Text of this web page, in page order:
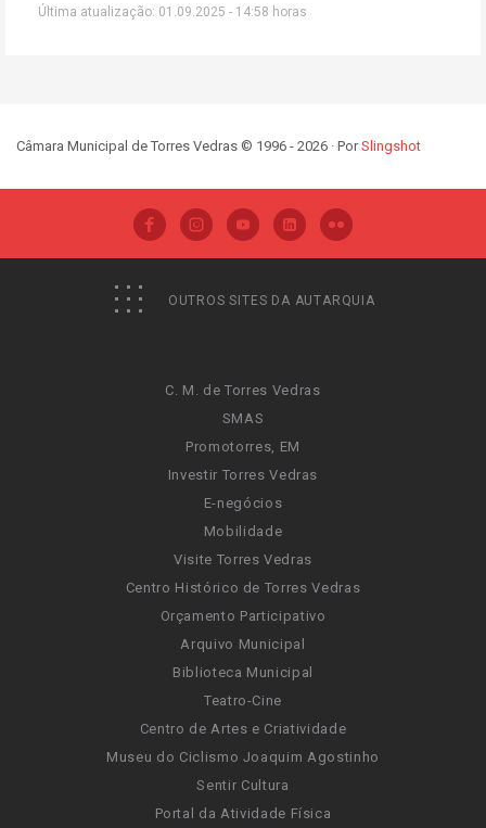
Última atualização: 01.09.2025 - 14:58 horas
Câmara Municipal de Torres Vedras © 1996 - 2026 · PorSlingshot
OUTROS SITES DA AUTARQUIA
C. M. de Torres Vedras
SMAS
Promotorres, EM
Investir Torres Vedras
E-negócios
Mobilidade
Visite Torres Vedras
Centro Histórico de Torres Vedras
Orçamento Participativo
Arquivo Municipal
Biblioteca Municipal
Teatro-Cine
Centro de Artes e Criatividade
Museu do Ciclismo Joaquim Agostinho
Sentir Cultura
Portal da Atividade Física